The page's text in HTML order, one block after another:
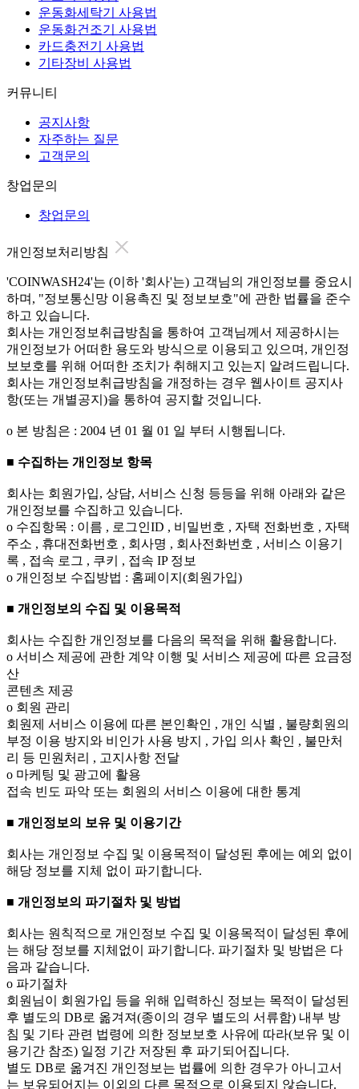
운동화세탁기 사용법
운동화건조기 사용법
카드충전기 사용법
기타장비 사용법
커뮤니티
공지사항
자주하는 질문
고객문의
창업문의
창업문의
개인정보처리방침
'COINWASH24'는 (이하 '회사'는) 고객님의 개인정보를 중요시
하며, "정보통신망 이용촉진 및 정보보호"에 관한 법률을 준수
하고 있습니다.
회사는 개인정보취급방침을 통하여 고객님께서 제공하시는
개인정보가 어떠한 용도와 방식으로 이용되고 있으며, 개인정
보보호를 위해 어떠한 조치가 취해지고 있는지 알려드립니다.
회사는 개인정보취급방침을 개정하는 경우 웹사이트 공지사
항(또는 개별공지)을 통하여 공지할 것입니다.
ο 본 방침은 : 2004 년 01 월 01 일 부터 시행됩니다.
■ 수집하는 개인정보 항목
회사는 회원가입, 상담, 서비스 신청 등등을 위해 아래와 같은
개인정보를 수집하고 있습니다.
ο 수집항목 : 이름 , 로그인ID , 비밀번호 , 자택 전화번호 , 자택
주소 , 휴대전화번호 , 회사명 , 회사전화번호 , 서비스 이용기
록 , 접속 로그 , 쿠키 , 접속 IP 정보
ο 개인정보 수집방법 : 홈페이지(회원가입)
■ 개인정보의 수집 및 이용목적
회사는 수집한 개인정보를 다음의 목적을 위해 활용합니다.
ο 서비스 제공에 관한 계약 이행 및 서비스 제공에 따른 요금정
산
콘텐츠 제공
ο 회원 관리
회원제 서비스 이용에 따른 본인확인 , 개인 식별 , 불량회원의
부정 이용 방지와 비인가 사용 방지 , 가입 의사 확인 , 불만처
리 등 민원처리 , 고지사항 전달
ο 마케팅 및 광고에 활용
접속 빈도 파악 또는 회원의 서비스 이용에 대한 통계
■ 개인정보의 보유 및 이용기간
회사는 개인정보 수집 및 이용목적이 달성된 후에는 예외 없이
해당 정보를 지체 없이 파기합니다.
■ 개인정보의 파기절차 및 방법
회사는 원칙적으로 개인정보 수집 및 이용목적이 달성된 후에
는 해당 정보를 지체없이 파기합니다. 파기절차 및 방법은 다
음과 같습니다.
ο 파기절차
회원님이 회원가입 등을 위해 입력하신 정보는 목적이 달성된
후 별도의 DB로 옮겨져(종이의 경우 별도의 서류함) 내부 방
침 및 기타 관련 법령에 의한 정보보호 사유에 따라(보유 및 이
용기간 참조) 일정 기간 저장된 후 파기되어집니다.
별도 DB로 옮겨진 개인정보는 법률에 의한 경우가 아니고서
는 보유되어지는 이외의 다른 목적으로 이용되지 않습니다.